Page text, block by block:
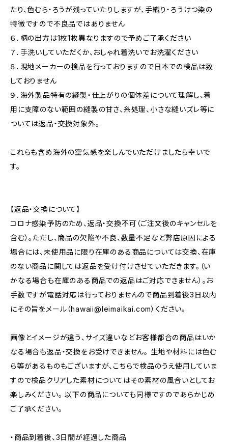
たり、色むら・ろうが残っていたりしますが、手織り・ろうけつ染の
特徴ですので不良品ではありません
６．柄の出方は1枚1枚異なりますので予めご了承ください
７．手洗いしていただくか、おしゃれ着洗いでお洗濯ください
８．現地メーカーの検品を行っておりますので日本での検品は致
しておりません
９．海外製品特有の縫製・仕上がりの個体差について理解し、着
用に支障のない範囲の縫製の甘さ、糸処理、小さな縫いズレ等に
ついては返品・交換対象外。
これらも含め海外の空気感を楽しんでいただけましたら幸いで
す。
【返品・交換について】
コロナ感染予防のため、返品・交換不可（ご注文後のキャンセルを
含む）。ただし、商品の欠陥や不良、数量不足など弊店原因による
場合には、未使用品に限り在庫のある商品については交換、在庫
のない商品に関しては返品を受け付けさせていただきます。（い
かなる場合も在庫のある商品での返品はご対応できません）。お
手数ですが電話対応は行っておりませんので商品到着後3日以内
にその旨をメール（hawaii@leimaikai.com）ください。
画像とイメージが違う、サイズ違いなどお客様都合の商品はいか
なる場合も返品・交換をお受けできません。 生地や材料には色む
ら等があるものもございますが、こちらで検品のうえ使用していま
すので検品クリアした素材についてはその素材の風合いとしてお
楽しみください。 以下の商品についても同様ですのであらかじめ
ご了承ください。
・商品到着後、3日間が経過した商品